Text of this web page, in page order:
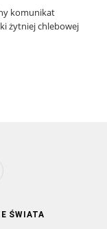
komunikat
żytniej chlebowej
ŚWIATA